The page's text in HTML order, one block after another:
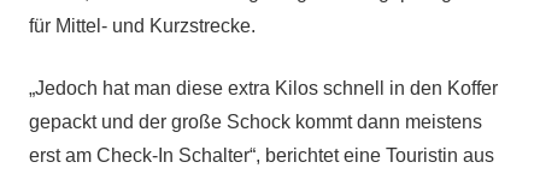
für Mittel- und Kurzstrecke.
„Jedoch hat man diese extra Kilos schnell in den Koffer
gepackt und der große Schock kommt dann meistens
erst am Check-In Schalter“, berichtet eine Touristin aus